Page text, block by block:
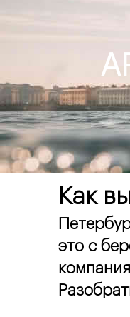
Как
это с